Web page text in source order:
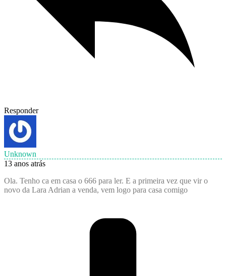
Responder
Unknown
13 anos atrás
Ola. Tenho ca em casa o 666 para ler. E a primeira vez que vir o
novo da Lara Adrian a venda, vem logo para casa comigo